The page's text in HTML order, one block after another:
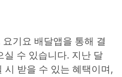
기요 배달앱을 통해 결
실 수 있습니다. 지난 달
시 받을 수 있는 혜택이며,